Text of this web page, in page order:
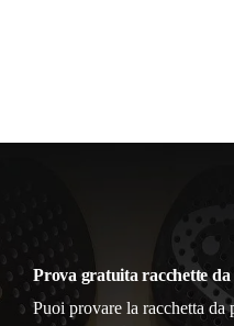
Prova gratuita racchette da
Puoi provare la racchetta da